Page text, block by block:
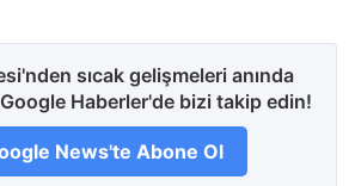
sıcak gelişmeleri anında
Haberler'de bizi takip edin!
News'te Abone Ol